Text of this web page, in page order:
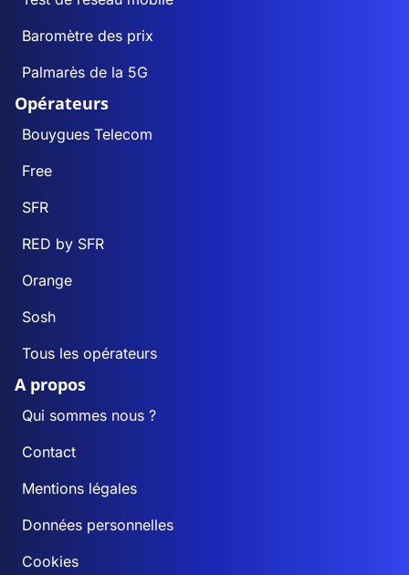
Baromètre des prix
Palmarès de la 5G
Opérateurs
Bouygues Telecom
Free
SFR
RED by SFR
Orange
Sosh
Tous les opérateurs
A propos
Qui sommes nous ?
Contact
Mentions légales
Données personnelles
Cookies